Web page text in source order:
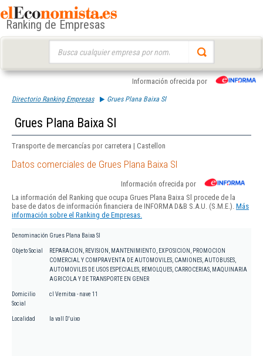
Ranking de Empresas
Información ofrecida por
Directorio Ranking Empresas Grues Plana Baixa Sl
Grues Plana Baixa Sl
Transporte de mercancías por carretera | Castellon
Datos comerciales de Grues Plana Baixa Sl
Información ofrecida por
La información del Ranking que ocupa Grues Plana Baixa Sl procede de la
base de datos de información financiera de INFORMA D&B S.A.U. (S.M.E.). Más
información sobre el Ranking de Empresas.
Denominación Grues Plana Baixa Sl
Objeto Social
REPARACION, REVISION, MANTENIMIENTO, EXPOSICION, PROMOCION
COMERCIAL Y COMPRAVENTA DE AUTOMOVILES, CAMIONES, AUTOBUSES,
AUTOMOVILES DE USOS ESPECIALES, REMOLQUES, CARROCERIAS, MAQUINARIA
AGRICOLA Y DE TRANSPORTE EN GENER
Domicilio
Social
cl Vernitxa - nave 11
Localidad la vall D'uixo